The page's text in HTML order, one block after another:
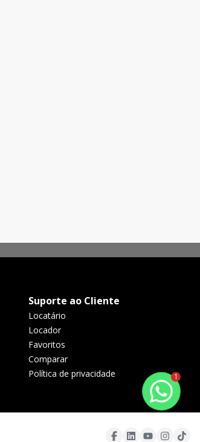
Suporte ao Cliente
Locatário
Locador
Favoritos
Comparar
Política de privacidade
1